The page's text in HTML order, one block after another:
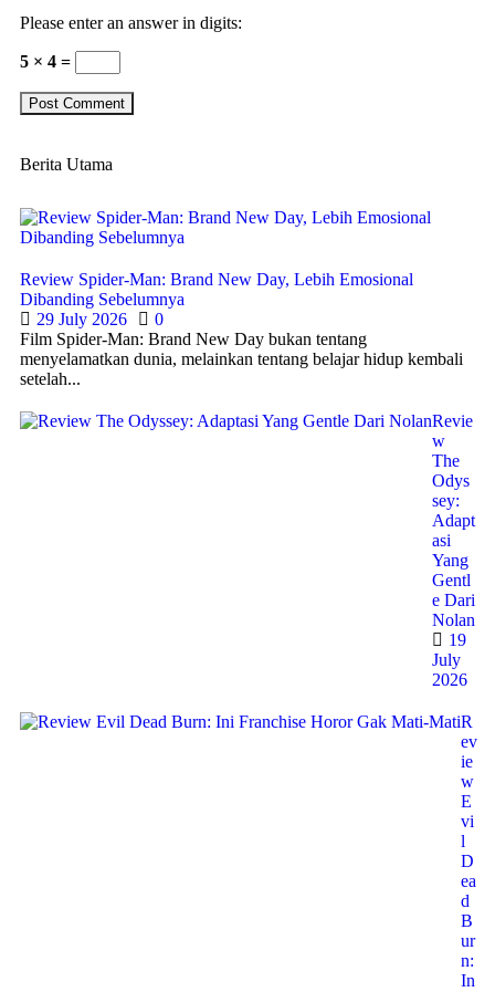
Please enter an answer in digits:
5 × 4 =
Berita Utama
Review Spider-Man: Brand New Day, Lebih Emosional
Dibanding Sebelumnya
29 July 2026
0
Film Spider-Man: Brand New Day bukan tentang
menyelamatkan dunia, melainkan tentang belajar hidup kembali
setelah...
Revie
w
The
Odys
sey:
Adapt
asi
Yang
Gentl
e Dari
Nolan
19
July
2026
R
ev
ie
w
E
vi
l
D
ea
d
B
ur
n:
In